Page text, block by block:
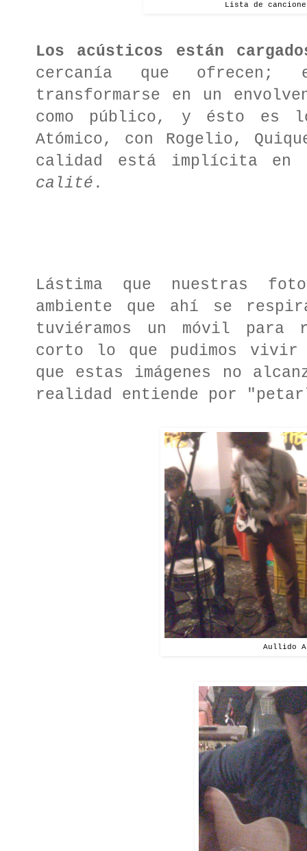
Lista de
Los acústicos están
cercanía que ofrecen;
transformarse en un
como público, y ésto es
Atómico, con Rogelio,
calidad está implícita en
calité .
Lástima que nuestras
ambiente que ahí se
tuviéramos un móvil para
corto lo que pudimos
que estas imágenes no
realidad entiende por
Aullido